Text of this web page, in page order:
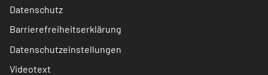
Datenschutz
Barrierefreiheitserklärung
Datenschutzeinstellungen
Videotext